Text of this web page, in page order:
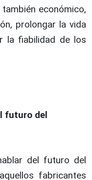
económico,
prolongar la vida
la fiabilidad de los
futuro del
del futuro del
fabricantes